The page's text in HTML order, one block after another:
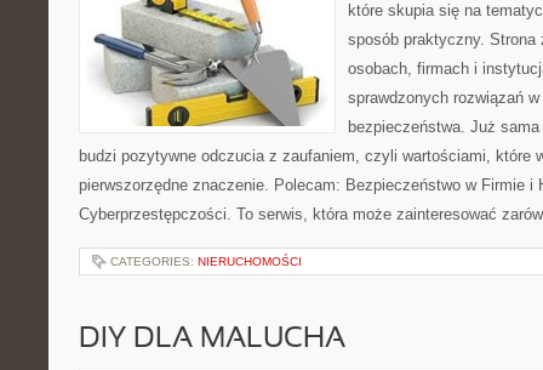
które skupia się na
sposób praktyczny. Strona
osobach, firmach i
sprawdzonych rozwiązań
bezpieczeństwa. Już
budzi pozytywne odczucia z zaufaniem, czyli wartościami, które
pierwszorzędne znaczenie. Polecam: Bezpieczeństwo w Firmie i
Cyberprzestępczości. To serwis, która może zainteresować
CATEGORIES: NIERUCHOMOŚCI
DIY DLA MALUCHA